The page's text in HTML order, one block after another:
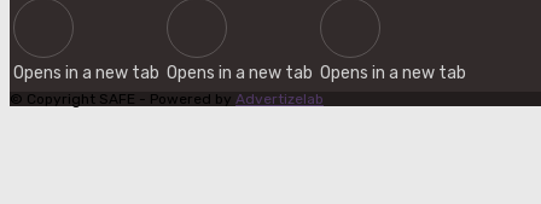
Opens in a new tab Opens in a new tab Opens in a new tab
© Copyright SAFE - Powered by Advertizelab